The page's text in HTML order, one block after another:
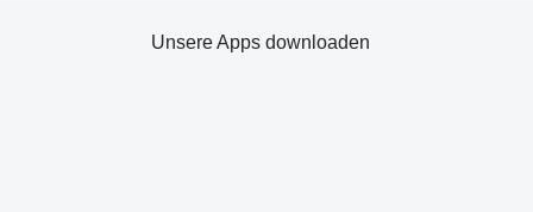
Unsere Apps downloaden